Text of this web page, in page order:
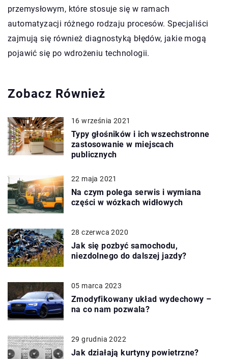
przemysłowym, które stosuje się w ramach
automatyzacji różnego rodzaju procesów. Specjaliści
zajmują się również diagnostyką błędów, jakie mogą
pojawić się po wdrożeniu technologii.
Zobacz Również
16 września 2021
Typy głośników i ich wszechstronne
zastosowanie w miejscach
publicznych
22 maja 2021
Na czym polega serwis i wymiana
części w wózkach widłowych
28 czerwca 2020
Jak się pozbyć samochodu,
niezdolnego do dalszej jazdy?
05 marca 2023
Zmodyfikowany układ wydechowy –
na co nam pozwala?
29 grudnia 2022
Jak działają kurtyny powietrzne?